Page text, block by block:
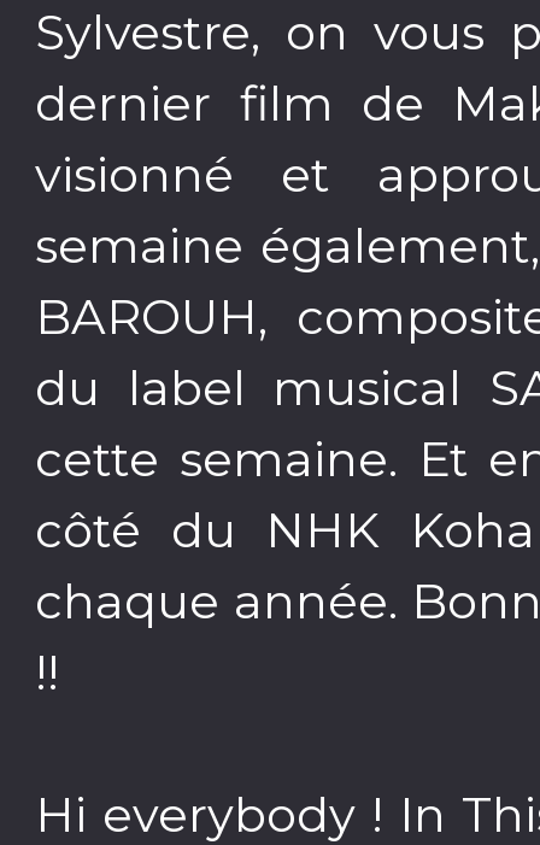
Sylvestre, on vous
dernier film de
visionné et
semaine
BAROUH,
du label musical
cette semaine. Et
côté du NHK
chaque année.
!!
Hi everybody ! In